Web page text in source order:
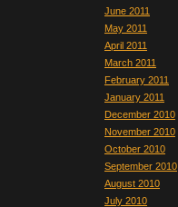
June 2011
May 2011
April 2011
March 2011
February 2011
January 2011
December 2010
November 2010
October 2010
September 2010
August 2010
July 2010